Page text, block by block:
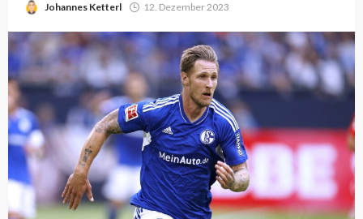
Johannes Ketterl 12. Dezember 2023